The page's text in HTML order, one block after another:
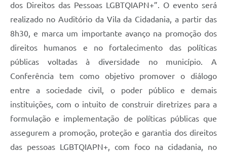
dos Direitos das Pessoas LGBTQIAPN+”. O evento será
realizado no Auditório da Vila da Cidadania, a partir das
8h30, e marca um importante avanço na promoção dos
direitos humanos e no fortalecimento das políticas
públicas voltadas à diversidade no município. A
Conferência tem como objetivo promover o diálogo
entre a sociedade civil, o poder público e demais
instituições, com o intuito de construir diretrizes para a
formulação e implementação de políticas públicas que
assegurem a promoção, proteção e garantia dos direitos
das pessoas LGBTQIAPN+, com foco na cidadania, no